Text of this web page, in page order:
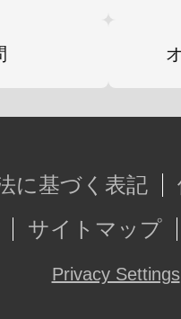
に基づく表記
サイトマップ
Privacy Settings